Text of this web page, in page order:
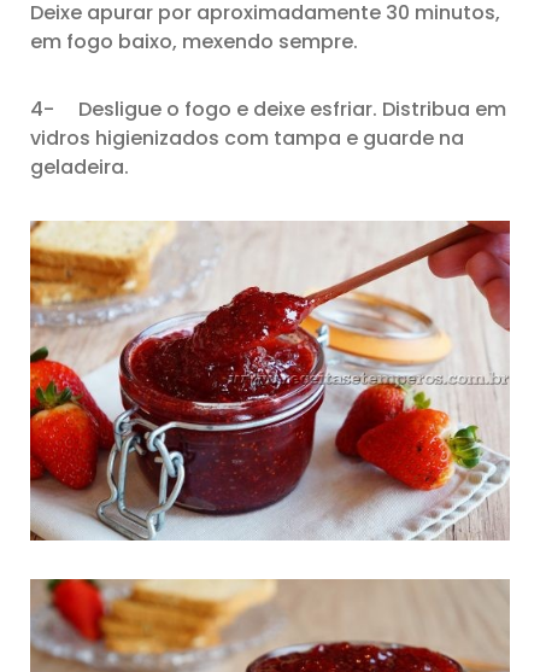
Deixe apurar por aproximadamente 30 minutos,
em fogo baixo, mexendo sempre.
4- Desligue o fogo e deixe esfriar. Distribua em
vidros higienizados com tampa e guarde na
geladeira.